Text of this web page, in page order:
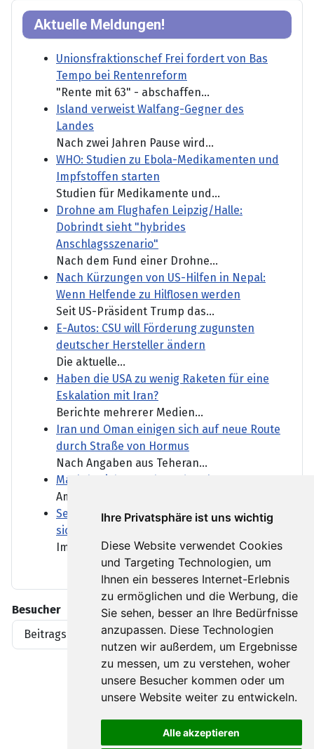
Ihre Privatsphäre ist uns wichtig
Diese Website verwendet Cookies
und Targeting Technologien, um
Ihnen ein besseres Internet-Erlebnis
zu ermöglichen und die Werbung, die
Sie sehen, besser an Ihre Bedürfnisse
anzupassen. Diese Technologien
nutzen wir außerdem, um Ergebnisse
zu messen, um zu verstehen, woher
unsere Besucher kommen oder um
unsere Website weiter zu entwickeln.
Alle akzeptieren
Aktuelle Meldungen!
Unionsfraktionschef Frei fordert von Bas
Tempo bei Rentenreform
"Rente mit 63" - abschaffen...
Island verweist Walfang-Gegner des
Landes
Nach zwei Jahren Pause wird...
WHO: Studien zu Ebola-Medikamenten und
Impfstoffen starten
Studien für Medikamente und...
Drohne am Flughafen Leipzig/Halle:
Dobrindt sieht "hybrides
Anschlagsszenario"
Nach dem Fund einer Drohne...
Nach Kürzungen von US-Hilfen in Nepal:
Wenn Helfende zu Hilflosen werden
Seit US-Präsident Trump das...
E-Autos: CSU will Förderung zugunsten
deutscher Hersteller ändern
Die aktuelle...
Haben die USA zu wenig Raketen für eine
Eskalation mit Iran?
Berichte mehrerer Medien...
Iran und Oman einigen sich auf neue Route
durch Straße von Hormus
Nach Angaben aus Teheran...
Marktbericht: DAX beendet Klettertour
Am Morgen hatte der DAX noch...
Senats-Vorwahl in Michigan: El-Sayed
sichert sich Kandidatur für Demokraten
Im US-Bundesstaat Michigan...
Besucher
Beitragsaufrufe
1919396